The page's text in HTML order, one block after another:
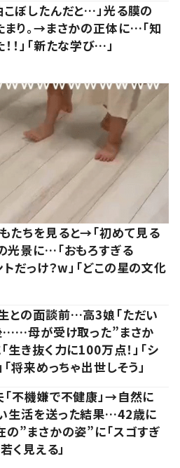
こぼしたんだと…」光る膜の
まり。→まさかの正体に…「知
！」「新たな学び…」
たちを見ると→「初めて見る
光景に…「おもろすぎる
だっけ？w」「どこの星の文化
との面談前…高3娘「ただい
……母が受け取った”まさか
生き抜く力に100万点！」「シ
「将来めっちゃ出世しそう」
不機嫌で不健康」→自然に
生活を送った結果…42歳に
の”まさかの姿”に「スゴすぎ
く見える」